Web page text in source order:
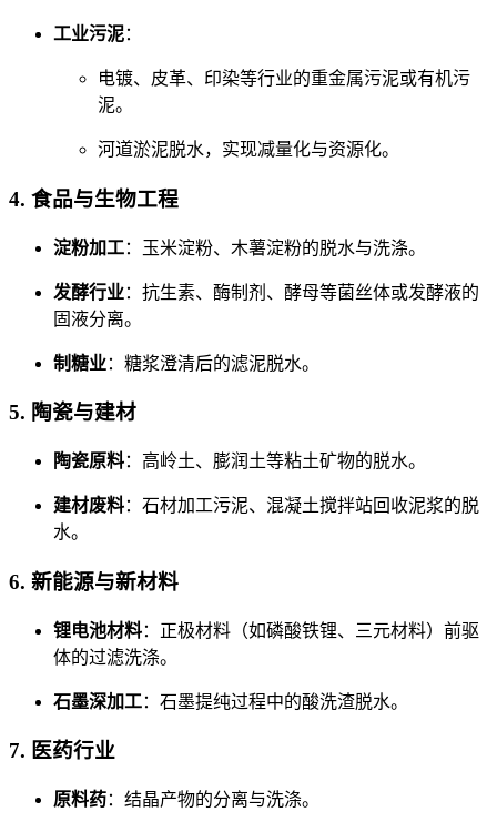
工业污泥：
电镀、皮革、印染等行业的重金属污泥或有机污
泥。
河道淤泥脱水，实现减量化与资源化。
4. 食品与生物工程
淀粉加工：玉米淀粉、木薯淀粉的脱水与洗涤。
发酵行业：抗生素、酶制剂、酵母等菌丝体或发酵液的
固液分离。
制糖业：糖浆澄清后的滤泥脱水。
5. 陶瓷与建材
陶瓷原料：高岭土、膨润土等粘土矿物的脱水。
建材废料：石材加工污泥、混凝土搅拌站回收泥浆的脱
水。
6. 新能源与新材料
锂电池材料：正极材料（如磷酸铁锂、三元材料）前驱
体的过滤洗涤。
石墨深加工：石墨提纯过程中的酸洗渣脱水。
7. 医药行业
原料药：结晶产物的分离与洗涤。